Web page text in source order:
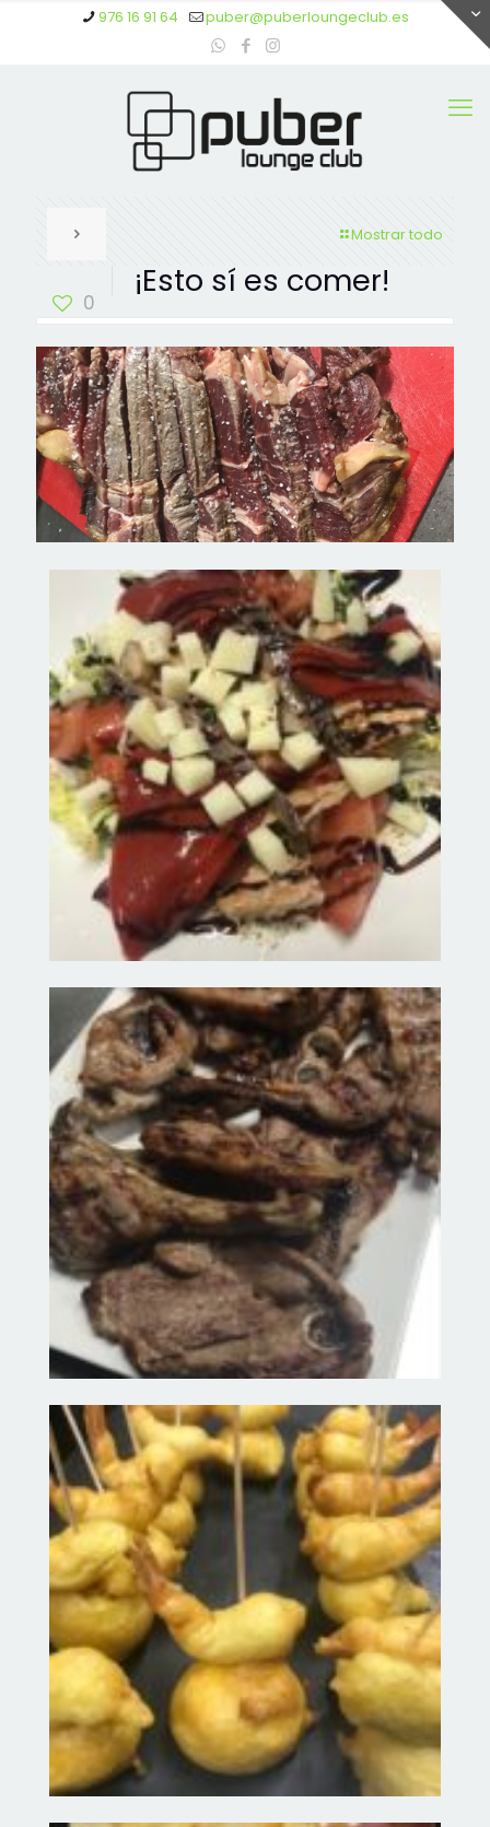
976 16 91 64 puber@puberloungeclub.es
Mostrar todo
0
¡Esto sí es comer!